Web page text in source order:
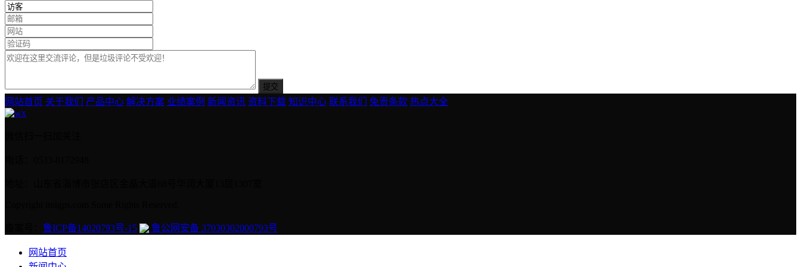
网站首页 关于我们 产品中心 解决方案 业绩案例 新闻资讯 资料下载 知识中心 联系我们 免责条款 热点大全
鲁ICP备14020793号-15 鲁公网安备 37030302000793号
网站首页